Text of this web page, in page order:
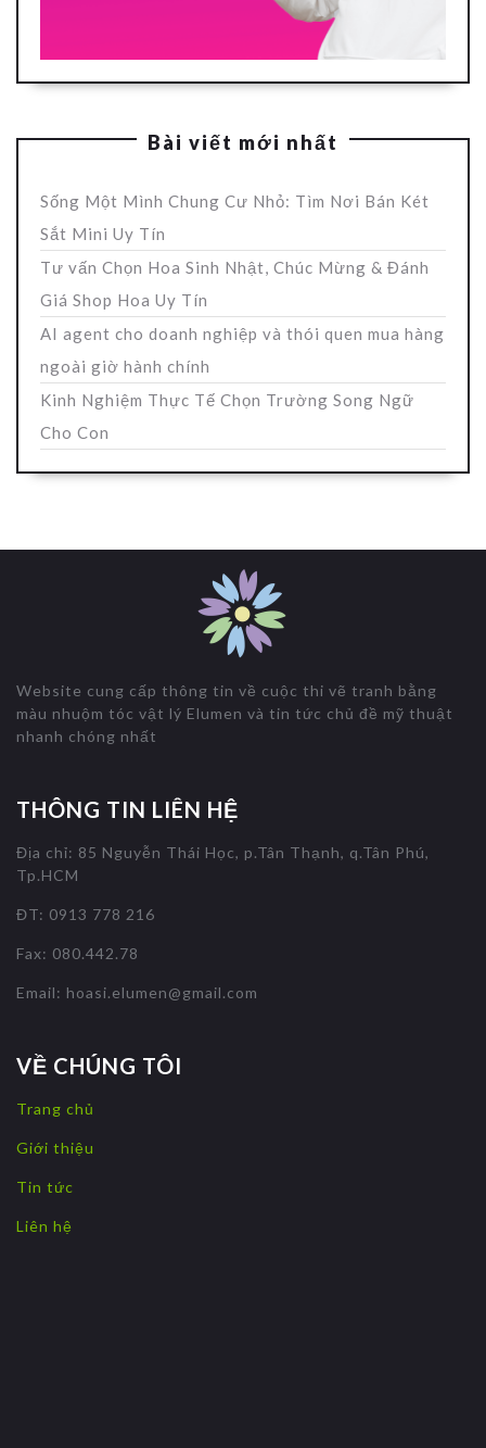
Bài viết mới nhất
Sống Một Mình Chung Cư Nhỏ: Tìm Nơi Bán Két
Sắt Mini Uy Tín
Tư vấn Chọn Hoa Sinh Nhật, Chúc Mừng & Đánh
Giá Shop Hoa Uy Tín
AI agent cho doanh nghiệp và thói quen mua hàng
ngoài giờ hành chính
Kinh Nghiệm Thực Tế Chọn Trường Song Ngữ
Cho Con
Website cung cấp thông tin về cuộc thi vẽ tranh bằng
màu nhuộm tóc vật lý Elumen và tin tức chủ đề mỹ thuật
nhanh chóng nhất
THÔNG TIN LIÊN HỆ
Địa chỉ: 85 Nguyễn Thái Học, p.Tân Thạnh, q.Tân Phú,
Tp.HCM
ĐT: 0913 778 216
Fax: 080.442.78
Email: hoasi.elumen@gmail.com
VỀ CHÚNG TÔI
Trang chủ
Giới thiệu
Tin tức
Liên hệ